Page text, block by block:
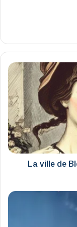
La
ville
de
Blois
a-
t-
elle
reçu
un
caractère
?
La ville de
Set